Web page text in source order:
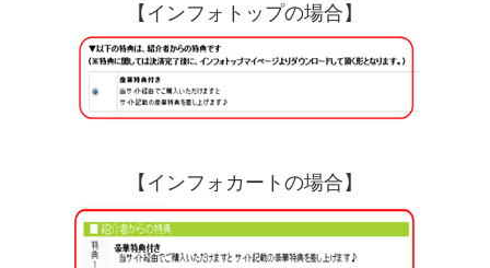
【インフォトップの場合】
【インフォカートの場合】